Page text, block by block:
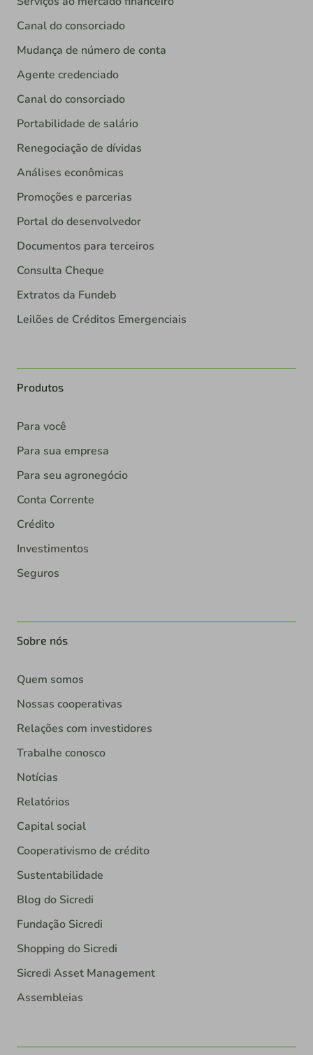
Canal do consorciado
Mudança de número de conta
Agente credenciado
Canal do consorciado
Portabilidade de salário
Renegociação de dívidas
Análises econômicas
Promoções e parcerias
Portal do desenvolvedor
Documentos para terceiros
Consulta Cheque
Extratos da Fundeb
Leilões de Créditos Emergenciais
Produtos
Para você
Para sua empresa
Para seu agronegócio
Conta Corrente
Crédito
Investimentos
Seguros
Sobre nós
Quem somos
Nossas cooperativas
Relações com investidores
Trabalhe conosco
Notícias
Relatórios
Capital social
Cooperativismo de crédito
Sustentabilidade
Blog do Sicredi
Fundação Sicredi
Shopping do Sicredi
Sicredi Asset Management
Assembleias